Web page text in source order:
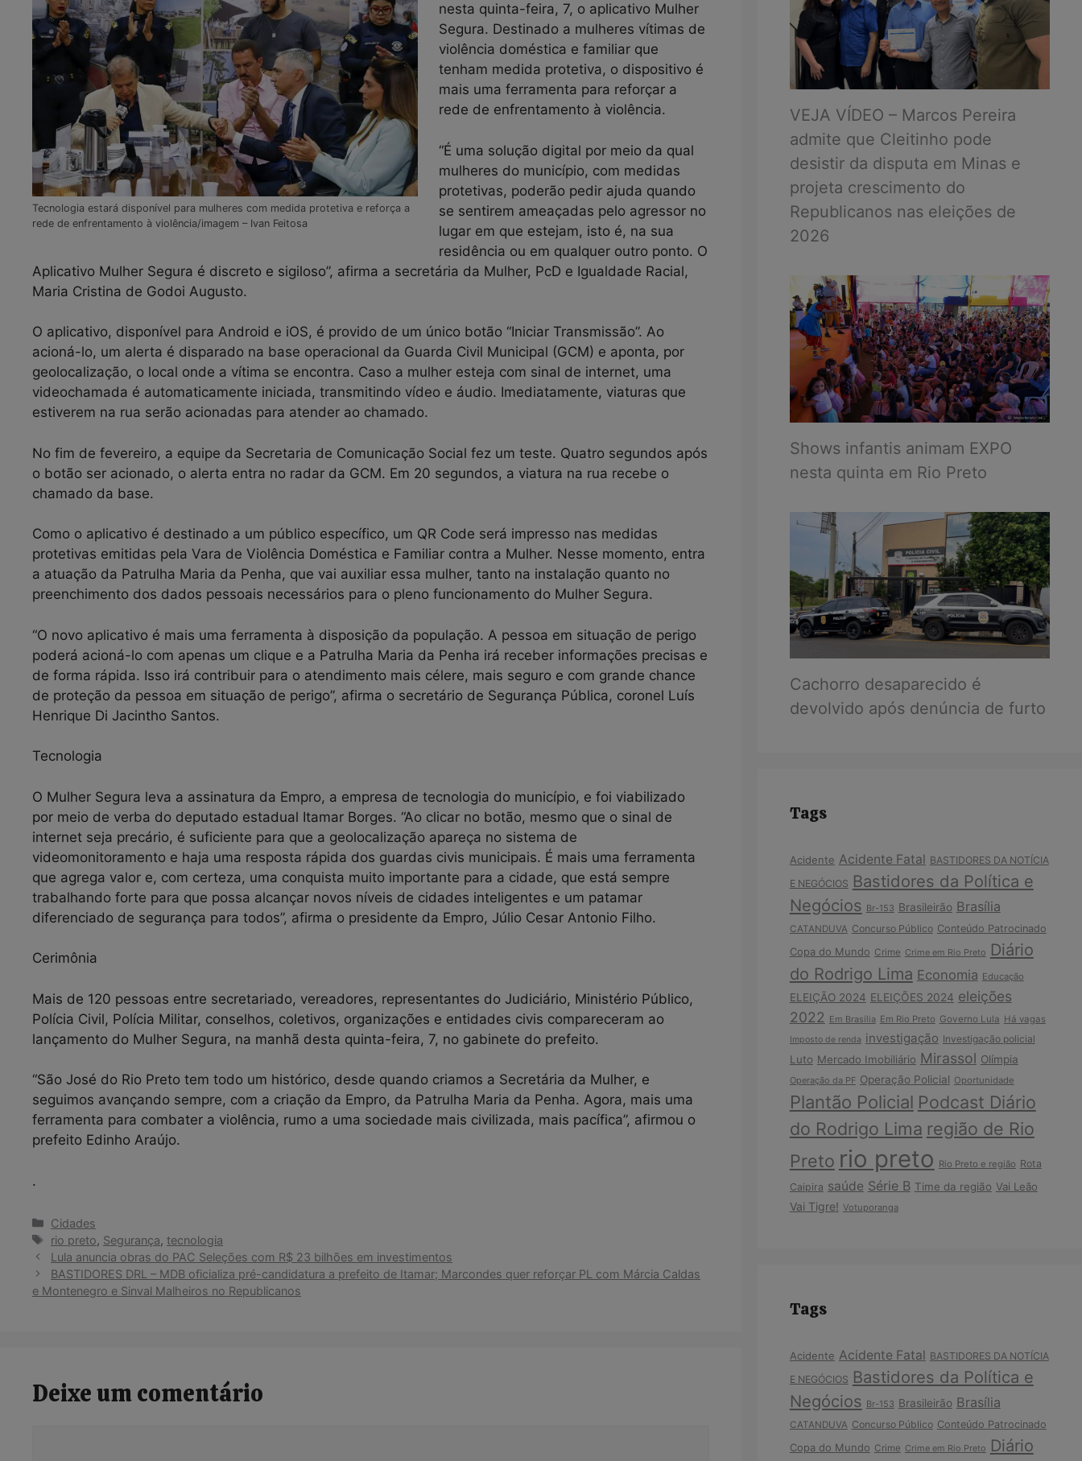
Tecnologia estará disponível para mulheres com medida protetiva e reforça a
rede de enfrentamento à violência/imagem – Ivan Feitosa
nesta quinta-feira, 7, o aplicativo Mulher
Segura. Destinado a mulheres vítimas de
violência doméstica e familiar que
tenham medida protetiva, o dispositivo é
mais uma ferramenta para reforçar a
rede de enfrentamento à violência.
“É uma solução digital por meio da qual
mulheres do município, com medidas
protetivas, poderão pedir ajuda quando
se sentirem ameaçadas pelo agressor no
lugar em que estejam, isto é, na sua
residência ou em qualquer outro ponto. O
Aplicativo Mulher Segura é discreto e sigiloso”, afirma a secretária da Mulher, PcD e Igualdade Racial,
Maria Cristina de Godoi Augusto.
O aplicativo, disponível para Android e iOS, é provido de um único botão “Iniciar Transmissão”. Ao
acioná-lo, um alerta é disparado na base operacional da Guarda Civil Municipal (GCM) e aponta, por
geolocalização, o local onde a vítima se encontra. Caso a mulher esteja com sinal de internet, uma
videochamada é automaticamente iniciada, transmitindo vídeo e áudio. Imediatamente, viaturas que
estiverem na rua serão acionadas para atender ao chamado.
No fim de fevereiro, a equipe da Secretaria de Comunicação Social fez um teste. Quatro segundos após
o botão ser acionado, o alerta entra no radar da GCM. Em 20 segundos, a viatura na rua recebe o
chamado da base.
Como o aplicativo é destinado a um público específico, um QR Code será impresso nas medidas
protetivas emitidas pela Vara de Violência Doméstica e Familiar contra a Mulher. Nesse momento, entra
a atuação da Patrulha Maria da Penha, que vai auxiliar essa mulher, tanto na instalação quanto no
preenchimento dos dados pessoais necessários para o pleno funcionamento do Mulher Segura.
“O novo aplicativo é mais uma ferramenta à disposição da população. A pessoa em situação de perigo
poderá acioná-lo com apenas um clique e a Patrulha Maria da Penha irá receber informações precisas e
de forma rápida. Isso irá contribuir para o atendimento mais célere, mais seguro e com grande chance
de proteção da pessoa em situação de perigo”, afirma o secretário de Segurança Pública, coronel Luís
Henrique Di Jacintho Santos.
Tecnologia
O Mulher Segura leva a assinatura da Empro, a empresa de tecnologia do município, e foi viabilizado
por meio de verba do deputado estadual Itamar Borges. “Ao clicar no botão, mesmo que o sinal de
internet seja precário, é suficiente para que a geolocalização apareça no sistema de
videomonitoramento e haja uma resposta rápida dos guardas civis municipais. É mais uma ferramenta
que agrega valor e, com certeza, uma conquista muito importante para a cidade, que está sempre
trabalhando forte para que possa alcançar novos níveis de cidades inteligentes e um patamar
diferenciado de segurança para todos”, afirma o presidente da Empro, Júlio Cesar Antonio Filho.
Cerimônia
Mais de 120 pessoas entre secretariado, vereadores, representantes do Judiciário, Ministério Público,
Polícia Civil, Polícia Militar, conselhos, coletivos, organizações e entidades civis compareceram ao
lançamento do Mulher Segura, na manhã desta quinta-feira, 7, no gabinete do prefeito.
“São José do Rio Preto tem todo um histórico, desde quando criamos a Secretária da Mulher, e
seguimos avançando sempre, com a criação da Empro, da Patrulha Maria da Penha. Agora, mais uma
ferramenta para combater a violência, rumo a uma sociedade mais civilizada, mais pacífica”, afirmou o
prefeito Edinho Araújo.
.
Categorias
Cidades
Tags
rio preto, Segurança,tecnologia
Lula anuncia obras do PAC Seleções com R$ 23 bilhões em investimentos
BASTIDORES DRL – MDB oficializa pré-candidatura a prefeito de Itamar; Marcondes quer reforçar PL com Márcia Caldas
e Montenegro e Sinval Malheiros no Republicanos
Deixe um comentário
VEJA VÍDEO – Marcos Pereira
admite que Cleitinho pode
desistir da disputa em Minas e
projeta crescimento do
Republicanos nas eleições de
2026
Shows infantis animam EXPO
nesta quinta em Rio Preto
Cachorro desaparecido é
devolvido após denúncia de furto
Tags
Acidente Acidente Fatal BASTIDORES DA NOTÍCIA
E NEGÓCIOS Bastidores da Política e
Negócios Br-153 Brasileirão Brasília
CATANDUVA Concurso Público Conteúdo Patrocinado
Copa do Mundo Crime Crime em Rio Preto Diário
do Rodrigo Lima Economia Educação
ELEIÇÃO 2024 ELEIÇÕES 2024 eleições
2022 Em Brasília Em Rio Preto Governo Lula Há vagas
Imposto de renda investigação Investigação policial
Luto Mercado Imobiliário Mirassol Olímpia
Operação da PF Operação Policial Oportunidade
Plantão Policial Podcast Diário
do Rodrigo Lima região de Rio
Preto rio preto Rio Preto e região Rota
Caipira saúde Série B Time da região Vai Leão
Vai Tigre! Votuporanga
Tags
Acidente Acidente Fatal BASTIDORES DA NOTÍCIA
E NEGÓCIOS Bastidores da Política e
Negócios Br-153 Brasileirão Brasília
CATANDUVA Concurso Público Conteúdo Patrocinado
Copa do Mundo Crime Crime em Rio Preto Diário